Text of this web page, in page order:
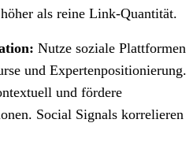
als reine Link-Quantität.
Nutze soziale Plattformen
und Expertenpositionierung.
und fördere
Social Signals korrelieren